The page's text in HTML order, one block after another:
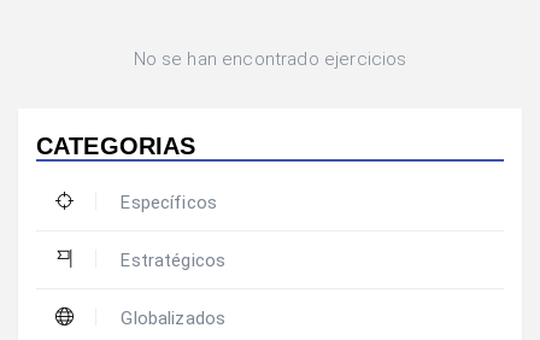
No se han encontrado ejercicios
CATEGORIAS
Específicos
Estratégicos
Globalizados